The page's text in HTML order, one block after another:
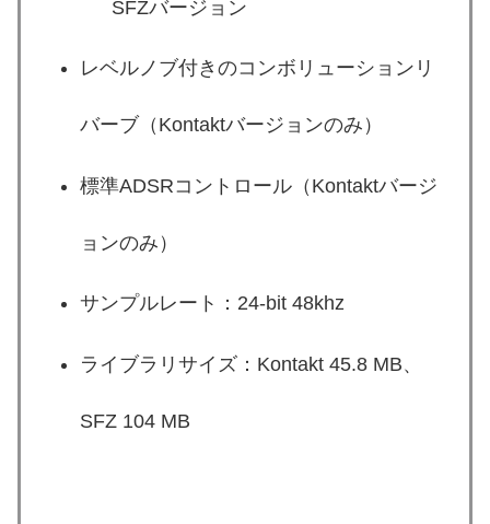
SFZバージョン
レベルノブ付きのコンボリューションリ
バーブ（Kontaktバージョンのみ）
標準ADSRコントロール（Kontaktバージ
ョンのみ）
サンプルレート：24-bit 48khz
ライブラリサイズ：Kontakt 45.8 MB、
SFZ 104 MB